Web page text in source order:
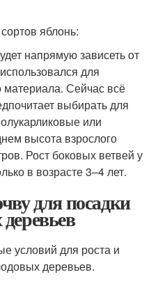
яблонь:
напрямую зависеть от
для
Сейчас всё
выбирать для
или
высота взрослого
Рост боковых ветвей у
в возрасте 3–4 лет.
для посадки
условий для роста и
деревьев.